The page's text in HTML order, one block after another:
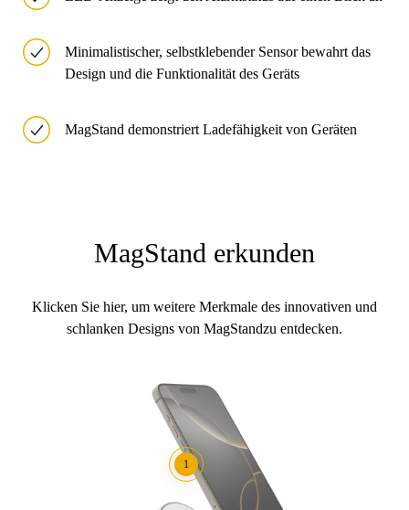
Minimalistischer, selbstklebender Sensor bewahrt das
Design und die Funktionalität des Geräts
MagStand demonstriert Ladefähigkeit von Geräten
MagStand erkunden
Klicken Sie hier, um weitere Merkmale des innovativen und
schlanken Designs von MagStandzu entdecken.
1